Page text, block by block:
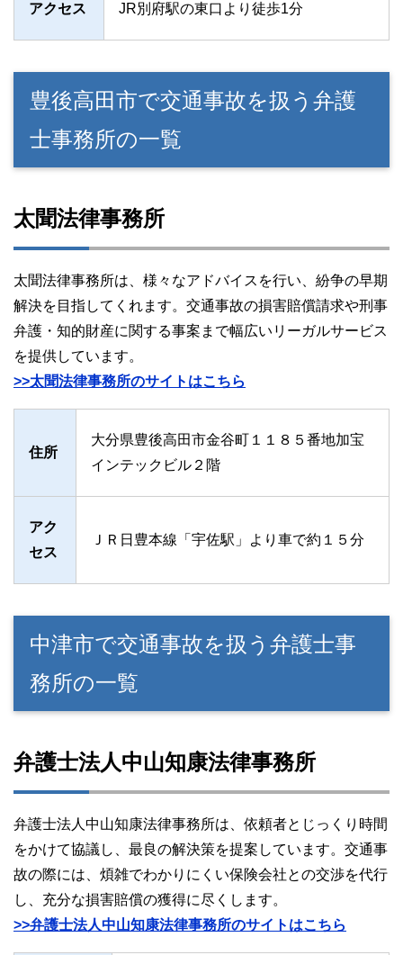
アクセス JR別府駅の東口より徒歩1分
豊後高田市で交通事故を扱う弁護
士事務所の一覧
太聞法律事務所
太聞法律事務所は、様々なアドバイスを行い、紛争の早期
解決を目指してくれます。交通事故の損害賠償請求や刑事
弁護・知的財産に関する事案まで幅広いリーガルサービス
を提供しています。
>>太聞法律事務所のサイトはこちら
住所
大分県豊後高田市金谷町１１８５番地加宝
インテックビル２階
アク
セス
ＪＲ日豊本線「宇佐駅」より車で約１５分
中津市で交通事故を扱う弁護士事
務所の一覧
弁護士法人中山知康法律事務所
弁護士法人中山知康法律事務所は、依頼者とじっくり時間
をかけて協議し、最良の解決策を提案しています。交通事
故の際には、煩雑でわかりにくい保険会社との交渉を代行
し、充分な損害賠償の獲得に尽くします。
>>弁護士法人中山知康法律事務所のサイトはこちら